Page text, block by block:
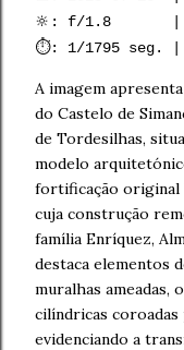
🔆: f/1.8 |
⏱️: 1/1795 seg.
A imagem
do Castelo de
de Tordesilhas,
modelo
fortificação original
cuja construção
família Enríquez,
destaca elementos
muralhas
cilíndricas
evidenciando a